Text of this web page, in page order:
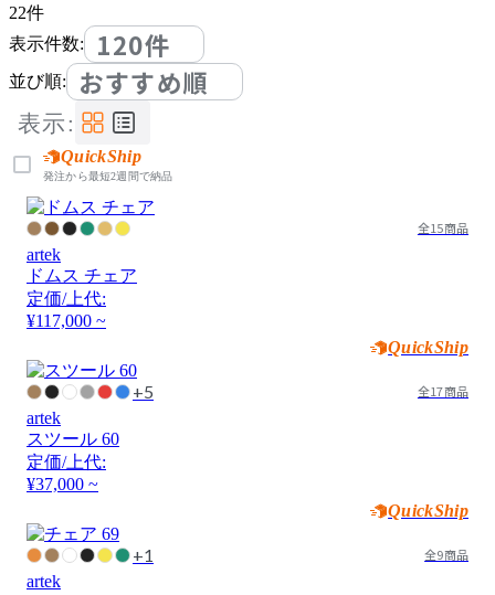
22件
表示件数:
120件
並び順: おすすめ順
表示:
QuickShip
発注から最短2週間で納品
全15商品
artek
ドムス チェア
定価/上代:
¥117,000 ~
QuickShip
+5 全17商品
artek
スツール 60
定価/上代:
¥37,000 ~
QuickShip
+1 全9商品
artek